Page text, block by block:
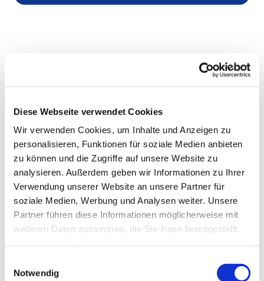
Diese Webseite verwendet Cookies
Wir verwenden Cookies, um Inhalte und Anzeigen zu
personalisieren, Funktionen für soziale Medien anbieten
zu können und die Zugriffe auf unsere Website zu
analysieren. Außerdem geben wir Informationen zu Ihrer
Verwendung unserer Website an unsere Partner für
soziale Medien, Werbung und Analysen weiter. Unsere
Partner führen diese Informationen möglicherweise mit
weiteren Daten zusammen, die Sie ihnen bereitgestellt
Notwendig